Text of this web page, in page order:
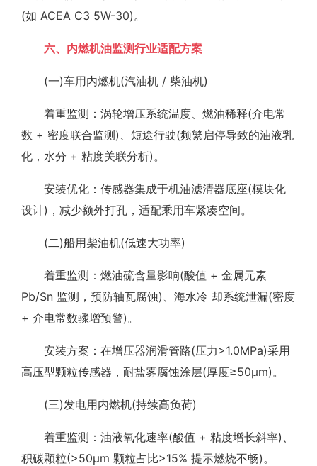
(如 ACEA C3 5W-30)。
六、内燃机油监测行业适配方案
(一)车用内燃机(汽油机 / 柴油机)
着重监测：涡轮增压系统温度、燃油稀释(介电常
数 + 密度联合监测)、短途行驶(频繁启停导致的油液乳
化，水分 + 粘度关联分析)。
安装优化：传感器集成于机油滤清器底座(模块化
设计)，减少额外打孔，适配乘用车紧凑空间。
(二)船用柴油机(低速大功率)
着重监测：燃油硫含量影响(酸值 + 金属元素
Pb/Sn 监测，预防轴瓦腐蚀)、海水冷 却系统泄漏(密度
+ 介电常数骤增预警)。
安装方案：在增压器润滑管路(压力>1.0MPa)采用
高压型颗粒传感器，耐盐雾腐蚀涂层(厚度≥50μm)。
(三)发电用内燃机(持续高负荷)
着重监测：油液氧化速率(酸值 + 粘度增长斜率)、
积碳颗粒(>50μm 颗粒占比>15% 提示燃烧不畅)。